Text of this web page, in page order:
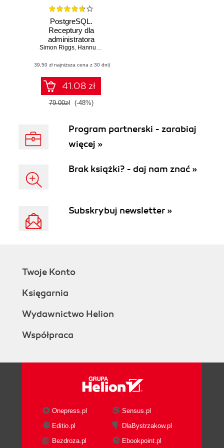
PostgreSQL.
Receptury dla
administratora
Simon Riggs, Hannu Krosing
(39,50 zł najniższa cena z 30 dni)
41.08 zł
79.00zł (-48%)
Program partnerski - zarabiaj
więcej »
Brak książki? - daj nam znać »
Subskrybuj newsletter »
Twoje Konto
Księgarnia
Wydawnictwo Helion
Współpraca
Onepress.pl
Sensus.pl
Editio.pl
DlaBystrzakow.pl
Bezdroza.pl
Ebookpoint.pl